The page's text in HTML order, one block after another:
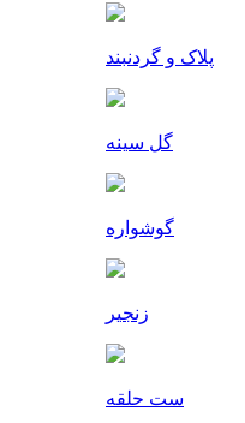
پلاک و گردنبند
گل سینه
گوشواره
زنجیر
ست حلقه